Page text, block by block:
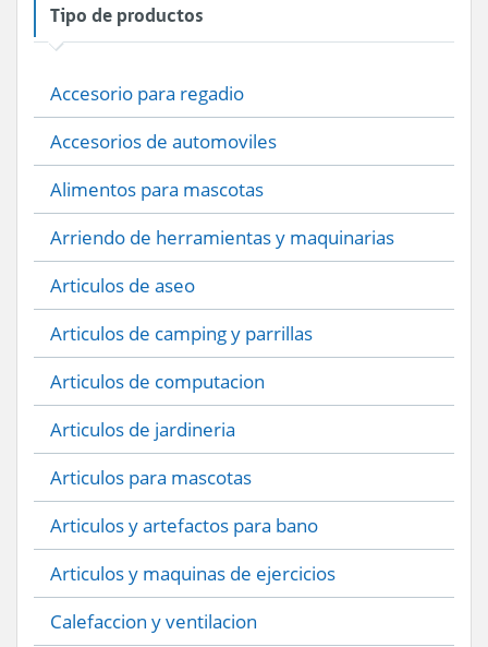
Tipo de productos
Accesorio para regadio
Accesorios de automoviles
Alimentos para mascotas
Arriendo de herramientas y maquinarias
Articulos de aseo
Articulos de camping y parrillas
Articulos de computacion
Articulos de jardineria
Articulos para mascotas
Articulos y artefactos para bano
Articulos y maquinas de ejercicios
Calefaccion y ventilacion